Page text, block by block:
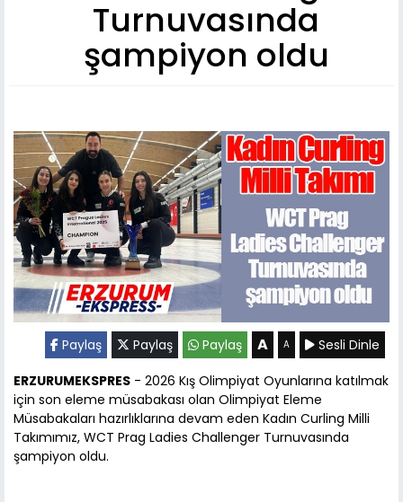
Turnuvasında
şampiyon oldu
Paylaş Paylaş Paylaş A A
Sesli Dinle
ERZURUMEKSPRES - 2026 Kış Olimpiyat Oyunlarına katılmak
için son eleme müsabakası olan Olimpiyat Eleme
Müsabakaları hazırlıklarına devam eden Kadın Curling Milli
Takımımız, WCT Prag Ladies Challenger Turnuvasında
şampiyon oldu.